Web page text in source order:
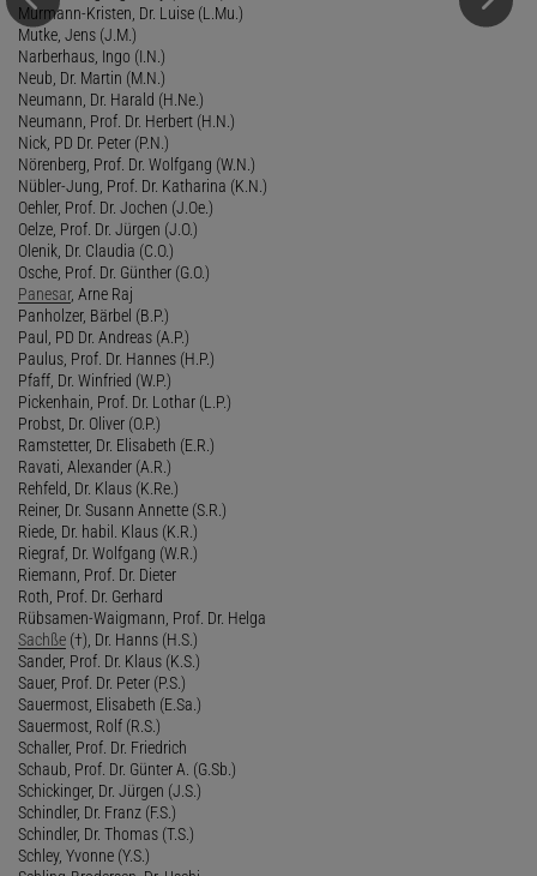
Murmann-Kristen, Dr. Luise (L.Mu.)
Mutke, Jens (J.M.)
Narberhaus, Ingo (I.N.)
Neub, Dr. Martin (M.N.)
Neumann, Dr. Harald (H.Ne.)
Neumann, Prof. Dr. Herbert (H.N.)
Nick, PD Dr. Peter (P.N.)
Nörenberg, Prof. Dr. Wolfgang (W.N.)
Nübler-Jung, Prof. Dr. Katharina (K.N.)
Oehler, Prof. Dr. Jochen (J.Oe.)
Oelze, Prof. Dr. Jürgen (J.O.)
Olenik, Dr. Claudia (C.O.)
Osche, Prof. Dr. Günther (G.O.)
Panesar, Arne Raj
Panholzer, Bärbel (B.P.)
Paul, PD Dr. Andreas (A.P.)
Paulus, Prof. Dr. Hannes (H.P.)
Pfaff, Dr. Winfried (W.P.)
Pickenhain, Prof. Dr. Lothar (L.P.)
Probst, Dr. Oliver (O.P.)
Ramstetter, Dr. Elisabeth (E.R.)
Ravati, Alexander (A.R.)
Rehfeld, Dr. Klaus (K.Re.)
Reiner, Dr. Susann Annette (S.R.)
Riede, Dr. habil. Klaus (K.R.)
Riegraf, Dr. Wolfgang (W.R.)
Riemann, Prof. Dr. Dieter
Roth, Prof. Dr. Gerhard
Rübsamen-Waigmann, Prof. Dr. Helga
Sachße (†), Dr. Hanns (H.S.)
Sander, Prof. Dr. Klaus (K.S.)
Sauer, Prof. Dr. Peter (P.S.)
Sauermost, Elisabeth (E.Sa.)
Sauermost, Rolf (R.S.)
Schaller, Prof. Dr. Friedrich
Schaub, Prof. Dr. Günter A. (G.Sb.)
Schickinger, Dr. Jürgen (J.S.)
Schindler, Dr. Franz (F.S.)
Schindler, Dr. Thomas (T.S.)
Schley, Yvonne (Y.S.)